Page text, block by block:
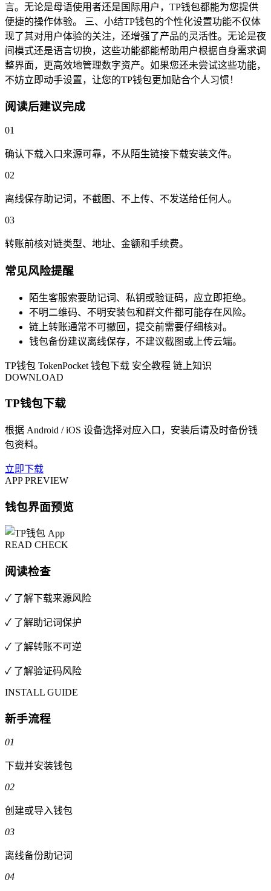
言。无论是母语使用者还是国际用户，TP钱包都能为您提供
便捷的操作体验。 三、小结TP钱包的个性化设置功能不仅体
现了其对用户体验的关注，还增强了产品的灵活性。无论是夜
间模式还是语言切换，这些功能都能帮助用户根据自身需求调
整界面，更高效地管理数字资产。如果您还未尝试这些功能，
不妨立即动手设置，让您的TP钱包更加贴合个人习惯！
阅读后建议完成
01
确认下载入口来源可靠，不从陌生链接下载安装文件。
02
离线保存助记词，不截图、不上传、不发送给任何人。
03
转账前核对链类型、地址、金额和手续费。
常见风险提醒
陌生客服索要助记词、私钥或验证码，应立即拒绝。
不明二维码、不明安装包和群文件都可能存在风险。
链上转账通常不可撤回，提交前需要仔细核对。
钱包备份建议离线保存，不建议截图或上传云端。
TP钱包 TokenPocket 钱包下载 安全教程 链上知识
DOWNLOAD
TP钱包下载
根据 Android / iOS 设备选择对应入口，安装后请及时备份钱
包资料。
立即下载
APP PREVIEW
钱包界面预览
READ CHECK
阅读检查
✓ 了解下载来源风险
✓ 了解助记词保护
✓ 了解转账不可逆
✓ 了解验证码风险
INSTALL GUIDE
新手流程
01
下载并安装钱包
02
创建或导入钱包
03
离线备份助记词
04